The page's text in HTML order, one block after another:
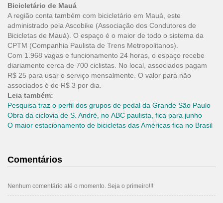
Bicicletário de Mauá
A região conta também com bicicletário em Mauá, este
administrado pela Ascobike (Associação dos Condutores de
Bicicletas de Mauá). O espaço é o maior de todo o sistema da
CPTM (Companhia Paulista de Trens Metropolitanos).
Com 1.968 vagas e funcionamento 24 horas, o espaço recebe
diariamente cerca de 700 ciclistas. No local, associados pagam
R$ 25 para usar o serviço mensalmente. O valor para não
associados é de R$ 3 por dia.
Leia também:
Pesquisa traz o perfil dos grupos de pedal da Grande São Paulo
Obra da ciclovia de S. André, no ABC paulista, fica para junho
O maior estacionamento de bicicletas das Américas fica no Brasil
Comentários
Nenhum comentário até o momento. Seja o primeiro!!!